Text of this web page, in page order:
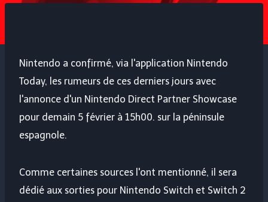
Nintendo a confirmé, via l'application Nintendo
Today, les rumeurs de ces derniers jours avec
l'annonce d'un Nintendo Direct Partner Showcase
pour demain 5 février à 15h00. sur la péninsule
espagnole.
Comme certaines sources l'ont mentionné, il sera
dédié aux sorties pour Nintendo Switch et Switch 2